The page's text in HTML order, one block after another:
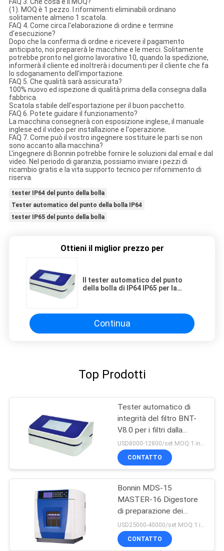
(1). MOQ è 1 pezzo. I rifornimenti eliminabili ordinano
solitamente almeno 1 scatola.
FAQ 4. Come circa l'elaborazione di ordine e termine
d'esecuzione?
Dopo che la conferma di ordine e ricevere il pagamento
anticipato, noi preparerà le macchine e le merci. Solitamente
potrebbe pronto nel giorno lavorativo 10, quando la spedizione,
informerà il cliente ed inoltrerà i documenti per il cliente che fa
lo sdoganamento dell'importazione.
FAQ 5. Che qualità sarà assicurata?
100% nuovo ed ispezione di qualità prima della consegna dalla
fabbrica.
Scatola stabile dell'esportazione per il buon pacchetto.
FAQ 6. Potete guidare il funzionamento?
La macchina consegnerà con esposizione inglese, il manuale
inglese ed il video per installazione e l'operazione.
FAQ 7. Come può il vostro ingegnere sostituire le parti se non
sono accanto alla macchina?
L'ingegnere di Bonnin potrebbe fornire le soluzioni dal email e dal
video. Nel periodo di garanzia, possiamo inviare i pezzi di
ricambio gratis e la vita supporto tecnico per rifornimento di
riserva.
tester IP64 del punto della bolla
Tester automatico del punto della bolla IP64
tester IP65 del punto della bolla
Ottieni il miglior prezzo per
Il tester automatico del punto
della bolla di IP64 IP65 per la
Continua
Top Prodotti
Tester automatico di
integrità del filtro BNT-
V8.0 per i filtri dalla
capsula e la membrana di
ultrafiltrazione
USD8000-12800/set MOQ:1 insieme
CONTATTO
Bonnin MDS-15
MASTER-16 Digestore
di preparazione dei
campioni Sistema di
digestione di estrazione
a microonde
USD25000-40000/set MOQ:1 insieme
CONTATTO